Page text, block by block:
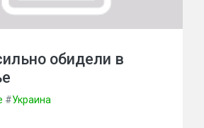
обидели в
#Украина